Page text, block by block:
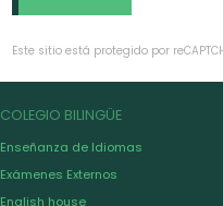
Este sitio está protegido por
COLEGIO BILINGÜE
Enseñanza de Idiomas
Exámenes Externos
English house